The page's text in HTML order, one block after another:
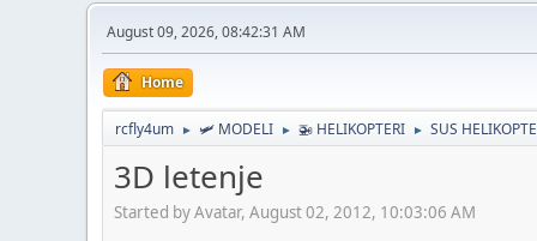
August 09, 2026, 08:42:31 AM
Home
rcfly4um ► 🛩️ MODELI ► 🚁 HELIKOPTERI ► SUS
3D letenje
Started by Avatar, August 02, 2012, 10:03:06 AM